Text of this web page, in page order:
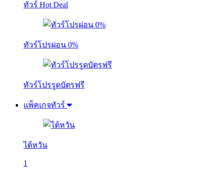
ทัวร์ Hot Deal
ทัวร์โปรผ่อน 0%
ทัวร์โปรรูดบัตรฟรี
แพ็คเกจทัวร์
ไต้หวัน
1